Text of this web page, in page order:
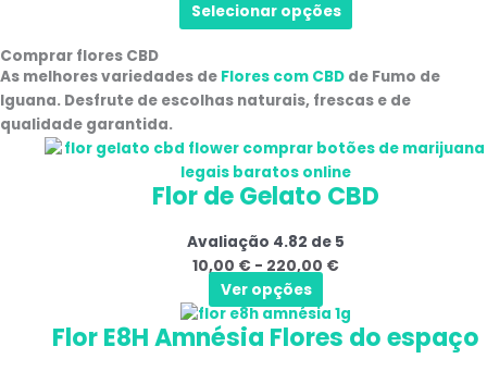
Selecionar opções
Comprar flores CBD
As melhores variedades de Flores com CBD de Fumo de
Iguana. Desfrute de escolhas naturais, frescas e de
qualidade garantida.
Flor de Gelato CBD
Avaliação 4.82 de 5
10,00 € - 220,00 €
Gama
de
preços:
a
Ver opções
Este
produto
tem
variantes.
As
opções
podem
ser
Flor E8H Amnésia Flores do espaço
Gama
de
Este
produto